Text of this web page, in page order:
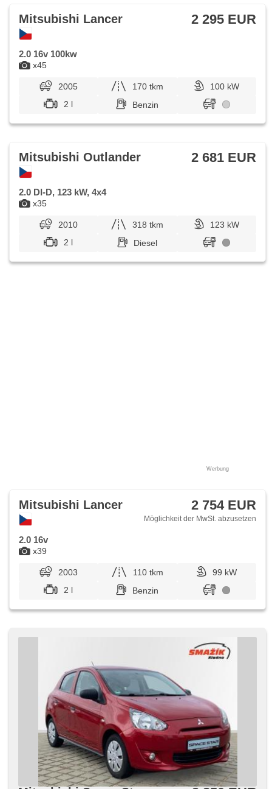
x45
Mitsubishi Lancer 2 295 EUR
2.0 16v 100kw
2005 170 tkm
100 kW
2 l
Benzin
x35
Mitsubishi Outlander 2 681 EUR
2.0 DI-D, 123 kW, 4x4
2010 318 tkm
123 kW
2 l
Diesel
Werbung
x39
Mitsubishi Lancer 2 754 EUR
Möglichkeit der MwSt. abzusetzen
2.0 16v
2003 110 tkm
99 kW
2 l
Benzin